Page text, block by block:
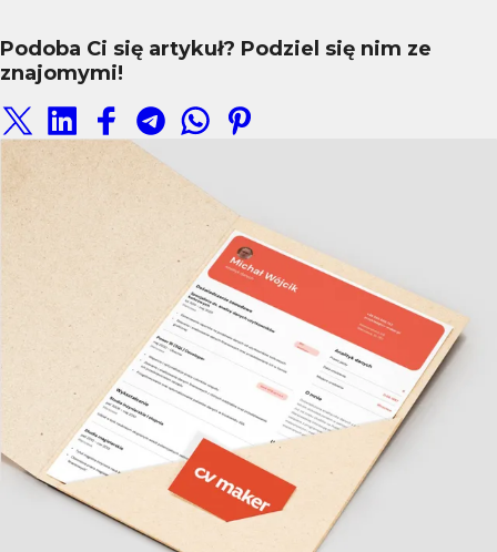
Podoba Ci się artykuł? Podziel się nim ze
znajomymi!